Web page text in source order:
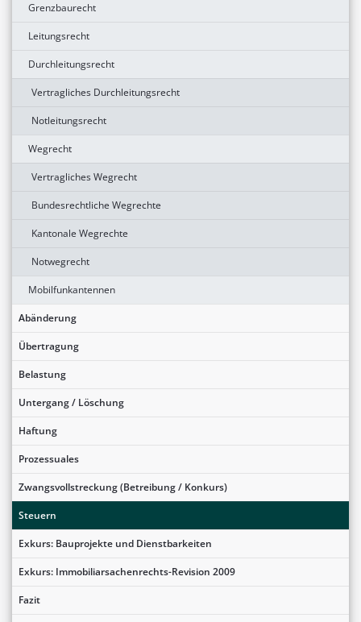
Grenzbaurecht
Leitungsrecht
Durchleitungsrecht
Vertragliches Durchleitungsrecht
Notleitungsrecht
Wegrecht
Vertragliches Wegrecht
Bundesrechtliche Wegrechte
Kantonale Wegrechte
Notwegrecht
Mobilfunkantennen
Abänderung
Übertragung
Belastung
Untergang / Löschung
Haftung
Prozessuales
Zwangsvollstreckung (Betreibung / Konkurs)
Steuern
Exkurs: Bauprojekte und Dienstbarkeiten
Exkurs: Immobiliarsachenrechts-Revision 2009
Fazit